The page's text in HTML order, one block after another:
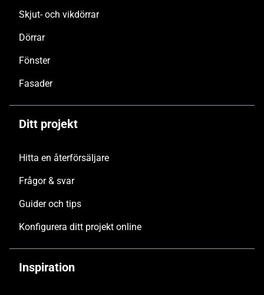
Skjut- och vikdörrar
Dörrar
Fönster
Fasader
Ditt projekt
Hitta en återförsäljare
Frågor & svar
Guider och tips
Konfigurera ditt projekt online
Inspiration